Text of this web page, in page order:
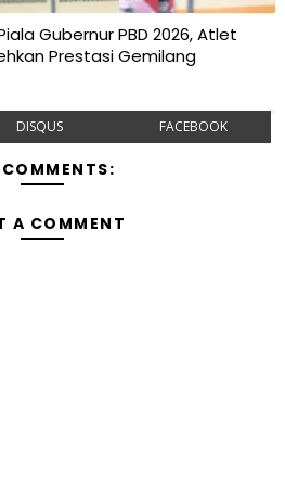
Gubernur PBD 2026, Atlet
Prestasi Gemilang
DISQUS FACEBOOK
A COMMENT